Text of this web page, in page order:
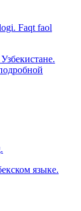
Faqt faol
языке.